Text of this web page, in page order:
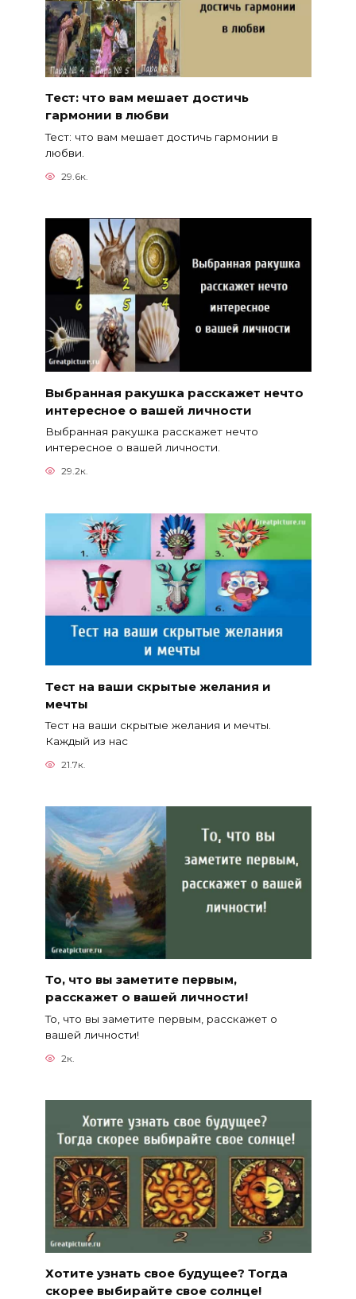
Тест: что вам мешает достичь
гармонии в любви
Тест: что вам мешает достичь гармонии в
любви.
29.6к.
Выбранная ракушка расскажет нечто
интересное о вашей личности
Выбранная ракушка расскажет нечто
интересное о вашей личности.
29.2к.
Тест на ваши скрытые желания и
мечты
Тест на ваши скрытые желания и мечты.
Каждый из нас
21.7к.
То, что вы заметите первым,
расскажет о вашей личности!
То, что вы заметите первым, расскажет о
вашей личности!
2к.
Хотите узнать свое будущее? Тогда
скорее выбирайте свое солнце!